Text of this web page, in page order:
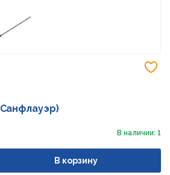
В наличии: 1
В корзину